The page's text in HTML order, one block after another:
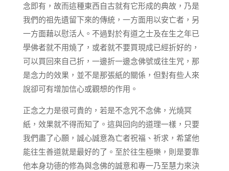
念即有，故而這種東西自古就有它形成的典故，乃是
我們的祖先遺留下來的傳統，一方面用以安亡者，另
一方面藉以慰活人。不過對於有道之士及在生之年已
學佛者就不用燒了，或者就不要買現成已經折好的，
可以買回來自己折，一邊折一邊念佛號或往生咒，那
是念力的效果，並不是那張紙的關係，但對有些人來
說卻可有增加信心或觀想的作用。
正念之力是很可貴的，若是不念咒不念佛，光燒冥
紙，效果就不得而知了。這與回向的道理一樣，只要
我們盡了心願，誠心誠意為亡者祝福、祈求，希望他
能往生善道就是最好的了。至於往生極樂，則是要靠
他本身功德的修為與念佛的誠意和專一乃至慧力來決